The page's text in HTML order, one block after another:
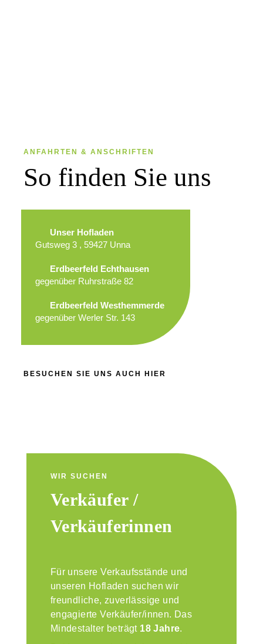
ANFAHRTEN & ANSCHRIFTEN
So finden Sie uns
Unser Hofladen
Gutsweg 3 , 59427 Unna
Erdbeerfeld Echthausen
gegenüber Ruhrstraße 82
Erdbeerfeld Westhemmerde
gegenüber Werler Str. 143
BESUCHEN SIE UNS AUCH HIER
WIR SUCHEN
Verkäufer /
Verkäuferinnen
Für unsere Verkaufsstände und
unseren Hofladen suchen wir
freundliche, zuverlässige und
engagierte Verkäufer/innen. Das
Mindestalter beträgt 18 Jahre.